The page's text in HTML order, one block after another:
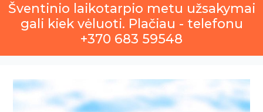
Šventinio laikotarpio metu užsakymai
gali kiek vėluoti. Plačiau - telefonu
+370 683 59548